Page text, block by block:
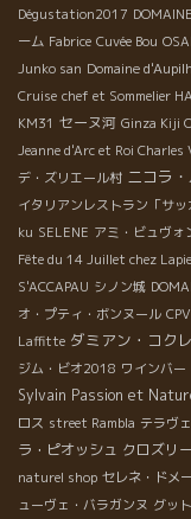
Dégustation2017
ーム Fabrice Cuvée Bou
Junko san Domaine
Cruise chef et Sommelier
KM31 セーヌ河 Ginza Kiji
Jeanne d'Arc et Roi Charles
デ・ズリエール村 ニコラ
イタリアンレストラン「サッ
ku SELENE アミ・ビュヴォ
Fête du 14 Juillet chez
S'ACCAPAU シノン城
オ・プティ・ボンヌール
Laffitte ダミアン・コクレ
ジム・ビオ2018 ワインバー
Sylvain Passion et
ロス street Rambla テラヴ
ラ・ピオッシュ クロズリ
naturel shop セレネ・ドメ
ューヴェ・バラガンヌ グッ